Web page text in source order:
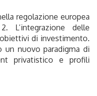
regolazione europea
L’integrazione delle
di investimento.
un nuovo paradigma di
privatistico e profili